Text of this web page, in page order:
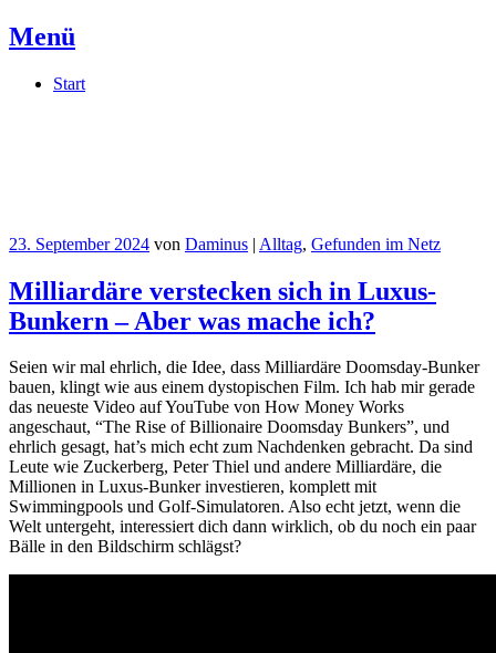
Menü
SpringeStart
23. September 2024 von Daminus | Alltag, Gefunden im Netz
Milliardäre verstecken sich in Luxus-
Bunkern – Aber was mache ich?
Seien wir mal ehrlich, die Idee, dass Milliardäre Doomsday-Bunker
bauen, klingt wie aus einem dystopischen Film. Ich hab mir gerade
das neueste Video auf YouTube von How Money Works
angeschaut, “The Rise of Billionaire Doomsday Bunkers”, und
ehrlich gesagt, hat’s mich echt zum Nachdenken gebracht. Da sind
Leute wie Zuckerberg, Peter Thiel und andere Milliardäre, die
Millionen in Luxus-Bunker investieren, komplett mit
Swimmingpools und Golf-Simulatoren. Also echt jetzt, wenn die
Welt untergeht, interessiert dich dann wirklich, ob du noch ein paar
Bälle in den Bildschirm schlägst?